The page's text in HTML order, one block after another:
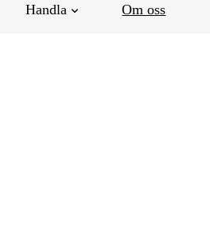
Handla Om oss